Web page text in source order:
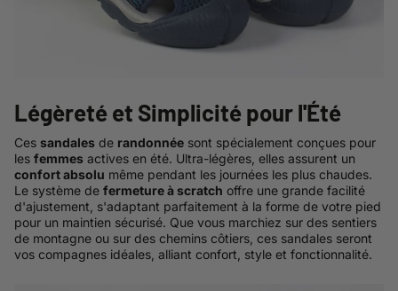
Légèreté et Simplicité pour l'Été
Ces sandales de randonnée sont spécialement conçues pour
les femmes actives en été. Ultra-légères, elles assurent un
confort absolu même pendant les journées les plus chaudes.
Le système de fermeture à scratch offre une grande facilité
d'ajustement, s'adaptant parfaitement à la forme de votre pied
pour un maintien sécurisé. Que vous marchiez sur des sentiers
de montagne ou sur des chemins côtiers, ces sandales seront
vos compagnes idéales, alliant confort, style et fonctionnalité.